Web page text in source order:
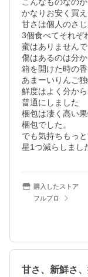
かなりお安く買
甘さは個人のさ
3個食べてそれぞ
蜜はありません
傷はあるのは分
箱を開けた時の
あまーいりんご
鮮度はよく分か
普通にしました
梱包は凄く高い
梱包でした。
でも気持ちもっ
星1つ減らしまし
購入したストア
フルプロ
甘さ、新鮮さ